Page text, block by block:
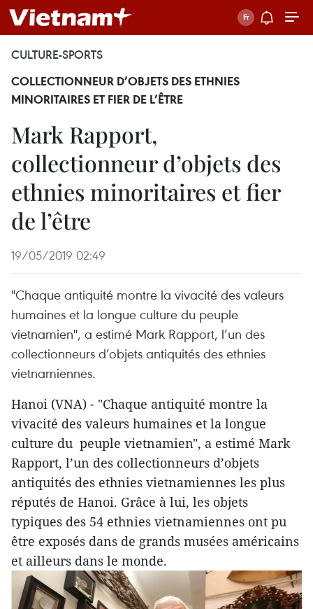
CULTURE-SPORTS
COLLECTIONNEUR D’OBJETS DES ETHNIES
MINORITAIRES ET FIER DE L’ÊTRE
Mark Rapport,
collectionneur d’objets des
ethnies minoritaires et fier
de l’être
19/05/2019 02:49
"Chaque antiquité montre la vivacité des valeurs
humaines et la longue culture du peuple
vietnamien", a estimé Mark Rapport, l’un des
collectionneurs d’objets antiquités des ethnies
vietnamiennes.
Hanoi (VNA) - "Chaque antiquité montre la
vivacité des valeurs humaines et la longue
culture du peuple vietnamien", a estimé Mark
Rapport, l’un des collectionneurs d’objets
antiquités des ethnies vietnamiennes les plus
réputés de Hanoi. Grâce à lui, les objets
typiques des 54 ethnies vietnamiennes ont pu
être exposés dans de grands musées américains
et ailleurs dans le monde.